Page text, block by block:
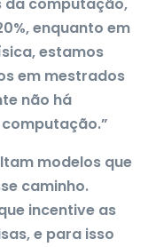
enquanto em
estamos
em mestrados
não há
modelos que
caminho.
incentive as
e para isso